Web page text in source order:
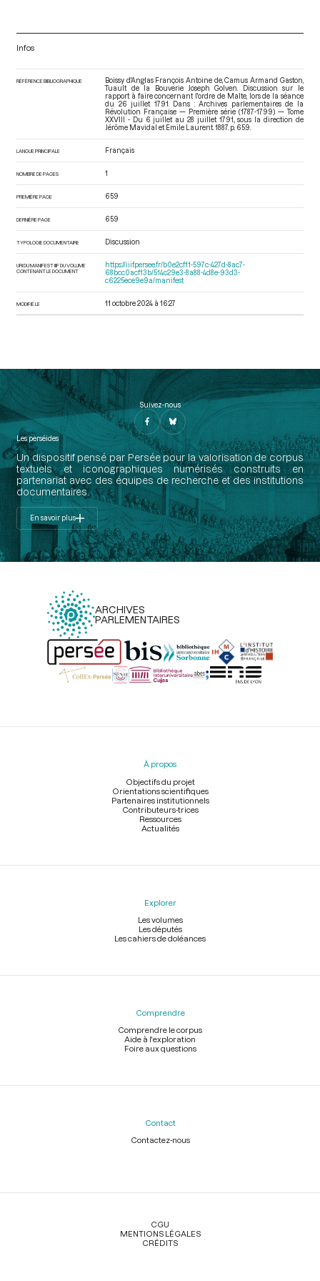
Infos
RÉFÉRENCE BIBLIOGRAPHIQUE
Boissy d'Anglas François Antoine de, Camus Armand Gaston,
Tuault de la Bouverie Joseph Golven. Discussion sur le
rapport à faire concernant l'ordre de Malte, lors de la séance
du 26 juillet 1791. Dans : Archives parlementaires de la
Révolution Française — Première série (1787-1799) — Tome
XXVIII - Du 6 juillet au 28 juillet 1791.
, sous la direction de
Jérôme Mavidal et Emile Laurent. 1887. p. 659.
LANGUE PRINCIPALE Français
NOMBRE DE PAGES 1
PREMIÈRE PAGE 659
DERNIÈRE PAGE 659
TYPOLOGIE DOCUMENTAIRE Discussion
URI DU MANIFEST IIIF DU VOLUME
CONTENANT LE DOCUMENT
https://iiif.persee.fr/b0e2cf11-597c-427d-8ac7-
68bcc0acf13b/514c29e3-8a88-4d8e-93d3-
c6225ece9e9a/manifest
MODIFIÉ LE 11 octobre 2024 à 16:27
Suivez-nous
Les perséides
Un dispositif pensé par Persée pour la valorisation de corpus
textuels et iconographiques numérisés construits en
partenariat avec des équipes de recherche et des institutions
documentaires.
En savoir plus
ARCHIVES
PARLEMENTAIRES
Menu
À propos
Objectifs du projet
Orientations scientifiques
Partenaires institutionnels
Contributeurs-trices
Ressources
Actualités
Explorer
Les volumes
Les députés
Les cahiers de doléances
Comprendre
Comprendre le corpus
Aide à l'exploration
Foire aux questions
Contact
Contactez-nous
Légal
CGU
MENTIONS LÉGALES
CRÉDITS